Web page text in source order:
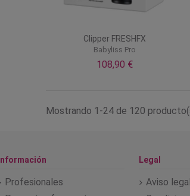
Clipper FRESHFX
Babyliss Pro
108,90 €
Mostrando 1-24 de 120
Información
Profesionales
Legal
Aviso legal